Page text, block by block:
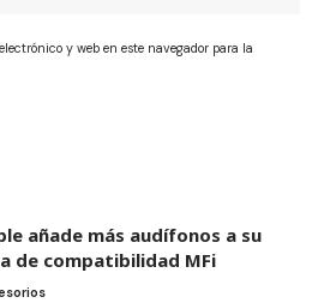
y web en este navegador para la
añade más audífonos a su
de compatibilidad MFi